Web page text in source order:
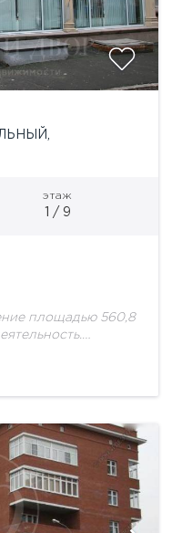
этаж
1 / 9
площадью 560,8
узла,